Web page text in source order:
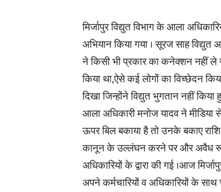
मिर्जापुर विद्युत विभाग के आला
अभियान किया गया । सूरज साह
ने किसी भी प्रकार का कनेक्शन नहीं ले
किया था,ऐसे कई लोगों का विच्छेदन
दिखा जिन्होंने विद्युत भुगतान नहीं
आला अधिकारी मनोज यादव ने
ऊपर बिल बकाया है तो उनके बकाए
कानून के उल्लंघन करने पर और अवैध रूप
अधिकारियों के द्वारा की गई ।आज
अपने कर्मचारियों व अधिकारियों के